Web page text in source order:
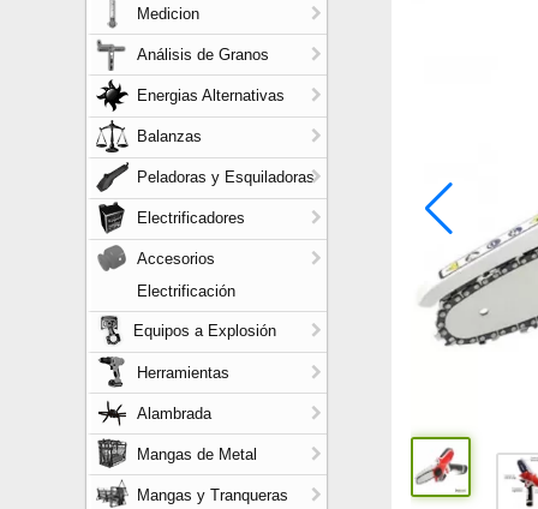
Medicion
Análisis de Granos
Energias Alternativas
Balanzas
Peladoras y Esquiladoras
Electrificadores
Accesorios
Electrificación
Equipos a Explosión
Herramientas
Alambrada
Mangas de Metal
Mangas y Tranqueras